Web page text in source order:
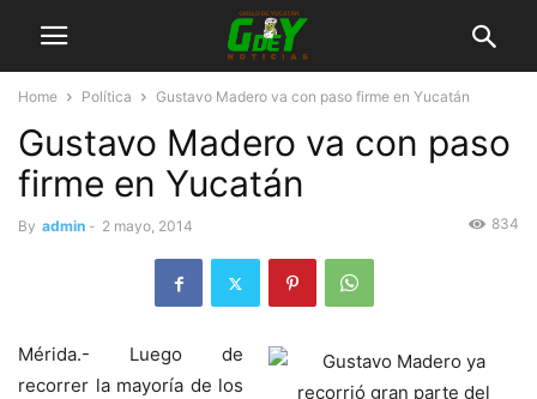
Home Política Gustavo Madero va con paso firme en Yucatán
Gustavo Madero va con paso
firme en Yucatán
By admin - 2 mayo, 2014 834
Mérida.- Luego de
recorrer la mayoría de los